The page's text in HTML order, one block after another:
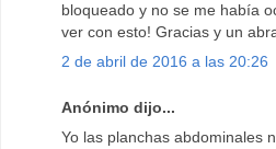
bloqueado y no se me había
ver con esto! Gracias y un
2 de abril de 2016 a las 20:26
Anónimo dijo...
Yo las planchas abdominales